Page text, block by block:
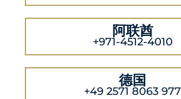
阿联酋
+971-4512-4010
德国
+49 2571 8063 977